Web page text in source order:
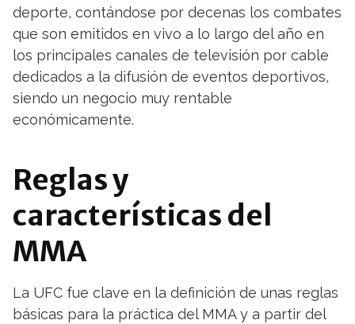
deporte, contándose por decenas los combates
que son emitidos en vivo a lo largo del año en
los principales canales de televisión por cable
dedicados a la difusión de eventos deportivos,
siendo un negocio muy rentable
económicamente.
Reglas y
características del
MMA
La UFC fue clave en la definición de unas reglas
básicas para la práctica del MMA y a partir del